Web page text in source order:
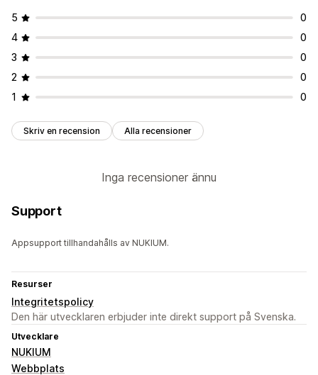
5
0
4
0
3
0
2
0
1
0
Skriv en recension Alla recensioner
Inga recensioner ännu
Support
Appsupport tillhandahålls av NUKIUM.
Resurser
Integritetspolicy
Den här utvecklaren erbjuder inte direkt support på Svenska.
Utvecklare
NUKIUM
Webbplats